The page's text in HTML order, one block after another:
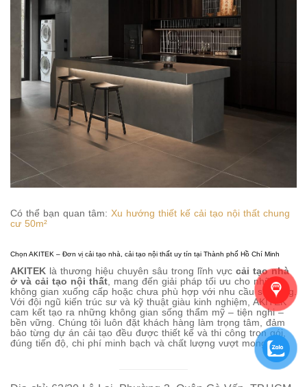
Có thể bạn quan tâm: Xu hướng thiết kế cải tạo nội thất chung
cư 50m²
Chọn AKITEK – Đơn vị cải tạo nhà, cải tạo nội thất uy tín tại Thành phố Hồ Chí Minh
AKITEK là thương hiệu chuyên sâu trong lĩnh vực cải tạo nhà
ở và cải tạo nội thất , mang đến giải pháp tối ưu cho những
không gian xuống cấp hoặc chưa phù hợp với nhu cầu sử dụng.
Với đội ngũ kiến trúc sư và kỹ thuật giàu kinh nghiệm, AKITEK
cam kết tạo ra những không gian sống thẩm mỹ – tiện nghi –
bền vững. Chúng tôi luôn đặt khách hàng làm trọng tâm, đảm
bảo từng dự án cải tạo đều được thiết kế và thi công trọn gói,
đúng tiến độ, chi phí minh bạch và chất lượng vượt mong đợi.